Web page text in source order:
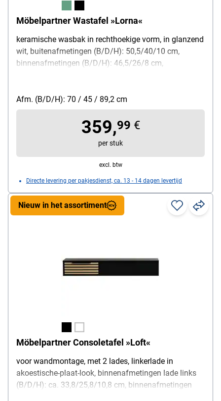
Möbelpartner Wastafel »Lorna«
keramische wasbak in rechthoekige vorm, in glanzend
wit, buitenafmetingen (B/D/H): 50,5/40/10 cm,
binnenafmetingen (B/D/H): 46,5/26/8 cm,
oppervlak met melamineharscoating,
wandbevestiging vereist
Afm. (B/D/H): 70 / 45 / 89,2 cm
359,99 €
per stuk
excl. btw
Directe levering per pakjesdienst, ca. 13 - 14 dagen levertijd
Möbelpartner Consoletafel »Loft«
voor wandmontage, met 2 lades, linkerlade in
akoestische-plaat-look, binnenafmetingen lade links
(B/D/H): ca. 33,8/25,8/10,8 cm, binnenafmetingen
Nieuw in het assortiment